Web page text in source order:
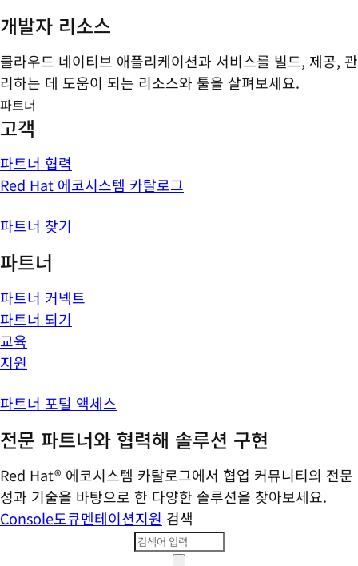
개발자 리소스
클라우드 네이티브 애플리케이션과 서비스를 빌드, 제공, 관
리하는 데 도움이 되는 리소스와 툴을 살펴보세요.
파트너
고객
파트너 협력
Red Hat 에코시스템 카탈로그
파트너 찾기
파트너
파트너 커넥트
파트너 되기
교육
지원
파트너 포털 액세스
전문 파트너와 협력해 솔루션 구현
Red Hat® 에코시스템 카탈로그에서 협업 커뮤니티의 전문
성과 기술을 바탕으로 한 다양한 솔루션을 찾아보세요.
Console도큐멘테이션지원 검색